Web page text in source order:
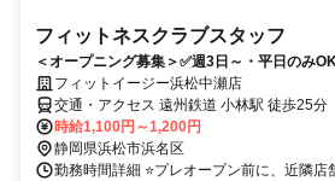
フィットネスクラブスタッフ
＜オープニング募集＞✅週3日～・平日のみ
フィットイージー浜松中瀬店
交通・アクセス 遠州鉄道 小林駅 徒歩25分
時給1,100円～1,200円
静岡県浜松市浜名区
勤務時間詳細 ⭐プレオープン前に、近隣